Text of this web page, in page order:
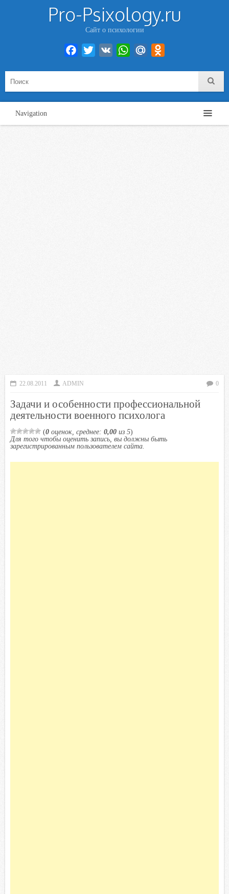
Pro-Psixology.ru
Сайт о психологии
Facebook
Twitter VK WhatsAppMail.Ru
Navigation
22.08.2011 ADMIN 0
Задачи и особенности профессиональной
деятельности военного психолога
(0 оценок, среднее: 0,00 из 5)
Для того чтобы оценить запись, вы должны быть
зарегистрированным пользователем сайта.